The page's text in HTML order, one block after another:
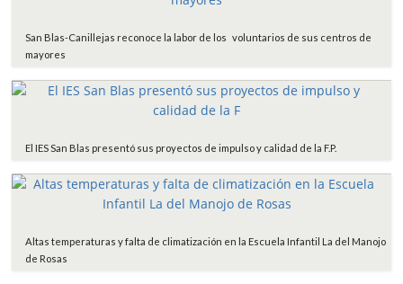
San Blas-Canillejas reconoce la labor de los voluntarios de sus centros de
mayores
El IES San Blas presentó sus proyectos de impulso y calidad de la F.P.
Altas temperaturas y falta de climatización en la Escuela Infantil La del Manojo
de Rosas